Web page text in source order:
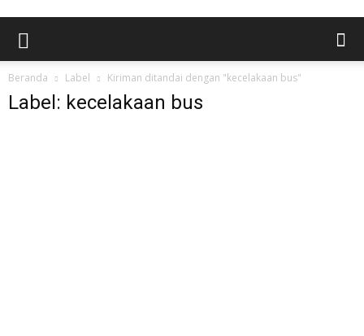
Beranda Label Kiriman ditandai dengan "kecelakaan bus"
Label: kecelakaan bus